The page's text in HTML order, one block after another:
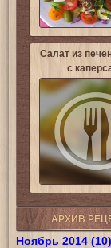
Салат из
с
АРХИВ
Ноябрь 2014 (10)